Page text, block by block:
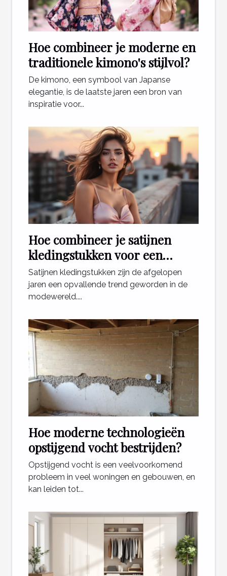
Hoe combineer je moderne en
traditionele kimono's stijlvol?
De kimono, een symbool van Japanse
elegantie, is de laatste jaren een bron van
inspiratie voor...
Hoe combineer je satijnen
kledingstukken voor een
stijlvolle look?
Satijnen kledingstukken zijn de afgelopen
jaren een opvallende trend geworden in de
modewereld....
Hoe moderne technologieën
opstijgend vocht bestrijden?
Opstijgend vocht is een veelvoorkomend
probleem in veel woningen en gebouwen, en
kan leiden tot...